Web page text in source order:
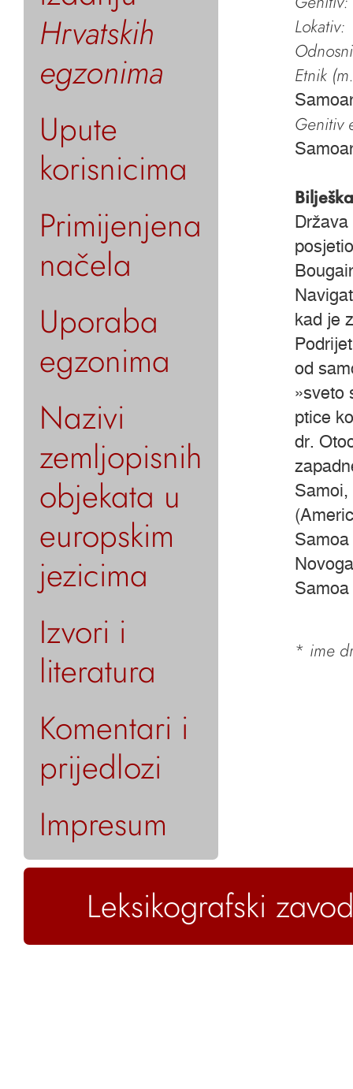
Hrvatskih
egzonima
Upute
korisnicima
Primijenjena
načela
Uporaba
egzonima
Nazivi
zemljopisnih
objekata u
europskim
jezicima
Izvori i
literatura
Komentari i
prijedlozi
Impresum
Lokativ:
Etnik
Genitiv
Bilješka
kad je
od
»sveto
ptice
dr.
Samoi,
* ime
Leksikografski